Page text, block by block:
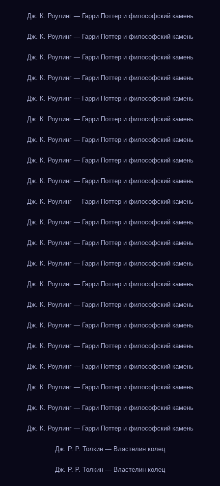
Дж. К. Роулинг — Гарри Поттер и философский камень
Дж. К. Роулинг — Гарри Поттер и философский камень
Дж. К. Роулинг — Гарри Поттер и философский камень
Дж. К. Роулинг — Гарри Поттер и философский камень
Дж. К. Роулинг — Гарри Поттер и философский камень
Дж. К. Роулинг — Гарри Поттер и философский камень
Дж. К. Роулинг — Гарри Поттер и философский камень
Дж. К. Роулинг — Гарри Поттер и философский камень
Дж. К. Роулинг — Гарри Поттер и философский камень
Дж. К. Роулинг — Гарри Поттер и философский камень
Дж. К. Роулинг — Гарри Поттер и философский камень
Дж. К. Роулинг — Гарри Поттер и философский камень
Дж. К. Роулинг — Гарри Поттер и философский камень
Дж. К. Роулинг — Гарри Поттер и философский камень
Дж. К. Роулинг — Гарри Поттер и философский камень
Дж. К. Роулинг — Гарри Поттер и философский камень
Дж. К. Роулинг — Гарри Поттер и философский камень
Дж. К. Роулинг — Гарри Поттер и философский камень
Дж. К. Роулинг — Гарри Поттер и философский камень
Дж. К. Роулинг — Гарри Поттер и философский камень
Дж. К. Роулинг — Гарри Поттер и философский камень
Дж. Р. Р. Толкин — Властелин колец
Дж. Р. Р. Толкин — Властелин колец